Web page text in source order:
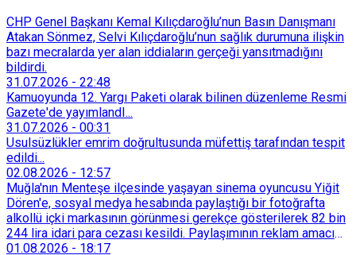
CHP Genel Başkanı Kemal Kılıçdaroğlu’nun Basın Danışmanı
Atakan Sönmez, Selvi Kılıçdaroğlu’nun sağlık durumuna ilişkin
bazı mecralarda yer alan iddiaların gerçeği yansıtmadığını
bildirdi.
31.07.2026 - 22:48
Kamuoyunda 12. Yargı Paketi olarak bilinen düzenleme Resmi
Gazete'de yayımlandI...
31.07.2026 - 00:31
Usulsüzlükler emrim doğrultusunda müfettiş tarafından tespit
edildi...
02.08.2026 - 12:57
Muğla'nın Menteşe ilçesinde yaşayan sinema oyuncusu Yiğit
Dören'e, sosyal medya hesabında paylaştığı bir fotoğrafta
alkollü içki markasının görünmesi gerekçe gösterilerek 82 bin
244 lira idari para cezası kesildi. Paylaşımının reklam amacı
taşımadığını savunan Dören, cezanın iptali için yargıya
01.08.2026 - 18:17